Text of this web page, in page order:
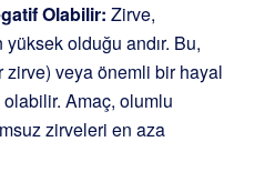
Olabilir: Zirve,
olduğu andır. Bu,
zirve) veya önemli bir hayal
olabilir. Amaç, olumlu
zirveleri en aza